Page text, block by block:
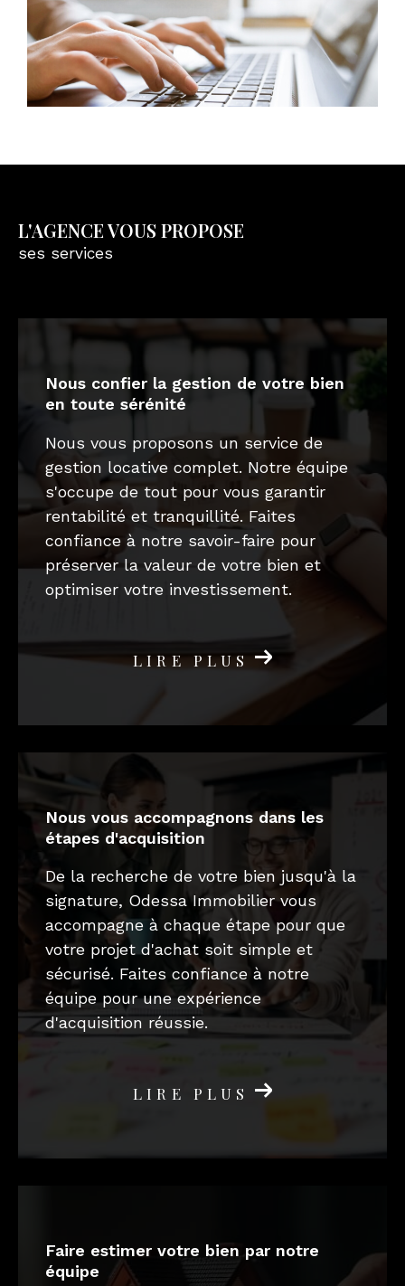
L'AGENCE VOUS PROPOSE
ses services
nous confier la gestion de votre bien
en toute sérénité
Nous vous proposons un service de
gestion locative complet. Notre équipe
s'occupe de tout pour vous garantir
rentabilité et tranquillité. Faites
confiance à notre savoir-faire pour
préserver la valeur de votre bien et
optimiser votre investissement.
LIRE PLUS
nous vous accompagnons dans les
étapes d'acquisition
De la recherche de votre bien jusqu'à la
signature, Odessa Immobilier vous
accompagne à chaque étape pour que
votre projet d'achat soit simple et
sécurisé. Faites confiance à notre
équipe pour une expérience
d'acquisition réussie.
LIRE PLUS
faire estimer votre bien par notre
équipe